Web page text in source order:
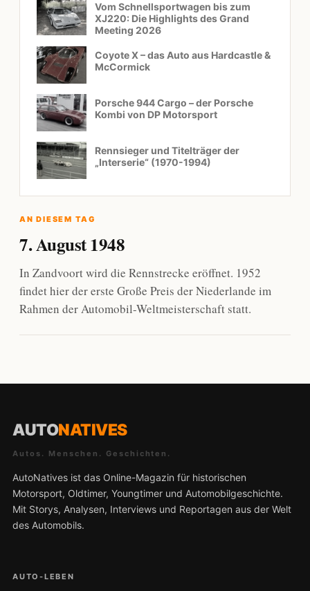
Vom Schnellsportwagen bis zum
XJ220: Die Highlights des Grand
Meeting 2026
Coyote X – das Auto aus Hardcastle &
McCormick
Porsche 944 Cargo – der Porsche
Kombi von DP Motorsport
Rennsieger und Titelträger der
„Interserie“ (1970-1994)
AN DIESEM TAG
7. August 1948
In Zandvoort wird die Rennstrecke eröffnet. 1952
findet hier der erste Große Preis der Niederlande im
Rahmen der Automobil-Weltmeisterschaft statt.
AUTONATIVES
Autos. Menschen. Geschichten.
AutoNatives ist das Online-Magazin für historischen
Motorsport, Oldtimer, Youngtimer und Automobilgeschichte.
Mit Storys, Analysen, Interviews und Reportagen aus der Welt
des Automobils.
AUTO-LEBEN